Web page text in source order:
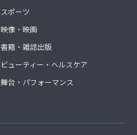
スポーツ
映像・映画
書籍・雑誌出版
ビューティー・ヘルスケア
舞台・パフォーマンス